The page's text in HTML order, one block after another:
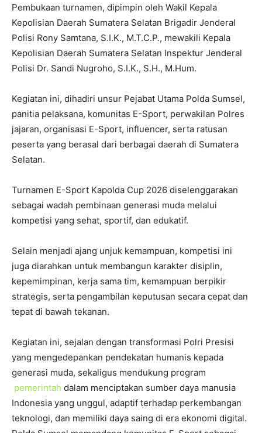
Pembukaan turnamen, dipimpin oleh Wakil Kepala
Kepolisian Daerah Sumatera Selatan Brigadir Jenderal
Polisi Rony Samtana, S.I.K., M.T.C.P., mewakili Kepala
Kepolisian Daerah Sumatera Selatan Inspektur Jenderal
Polisi Dr. Sandi Nugroho, S.I.K., S.H., M.Hum.
Kegiatan ini, dihadiri unsur Pejabat Utama Polda Sumsel,
panitia pelaksana, komunitas E-Sport, perwakilan Polres
jajaran, organisasi E-Sport, influencer, serta ratusan
peserta yang berasal dari berbagai daerah di Sumatera
Selatan.
Turnamen E-Sport Kapolda Cup 2026 diselenggarakan
sebagai wadah pembinaan generasi muda melalui
kompetisi yang sehat, sportif, dan edukatif.
Selain menjadi ajang unjuk kemampuan, kompetisi ini
juga diarahkan untuk membangun karakter disiplin,
kepemimpinan, kerja sama tim, kemampuan berpikir
strategis, serta pengambilan keputusan secara cepat dan
tepat di bawah tekanan.
Kegiatan ini, sejalan dengan transformasi Polri Presisi
yang mengedepankan pendekatan humanis kepada
generasi muda, sekaligus mendukung program
pemerintah dalam menciptakan sumber daya manusia
Indonesia yang unggul, adaptif terhadap perkembangan
teknologi, dan memiliki daya saing di era ekonomi digital.